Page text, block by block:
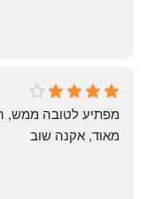
gottfried
4 months ago
מאוד, אקנה שוב